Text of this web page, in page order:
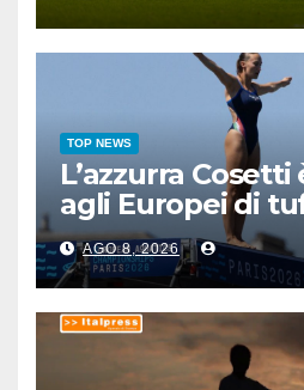
TOP NEWS
L’azzurra
agli Europei di
grandi altezze
AGO 8, 2026